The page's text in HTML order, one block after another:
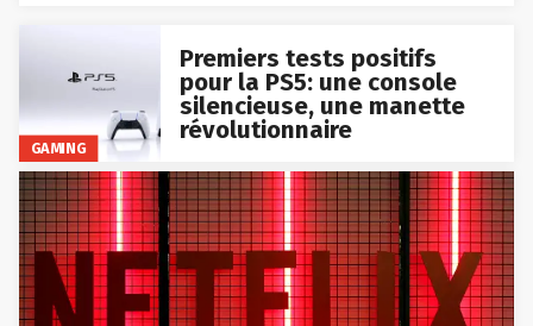
GAMING
Premiers tests positifs
pour la PS5: une console
silencieuse, une manette
révolutionnaire